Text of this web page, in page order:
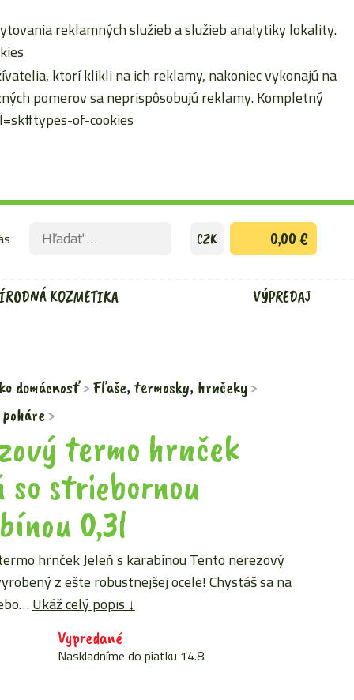
KOZMETIKA VÝPREDAJ
Hľadať:
ODOSLAŤCZK 0,00 €
domácnosť
Fľaše, termosky, hrnčeky
termo hrnček
so striebornou
0,3l
hrnček Jeleň s karabínou Tento nerezový
z ešte robustnejšej ocele! Chystáš sa na
Ukáž celý popis ↓
Vypredané
Naskladníme do piatku 14.8.
reklamných služieb a služieb analytiky lokality.
ktorí klikli na ich reklamy, nakoniec vykonajú na
pomerov sa neprispôsobujú reklamy. Kompletný
of-cookies